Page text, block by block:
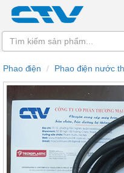
Phao điện Phao điện nước